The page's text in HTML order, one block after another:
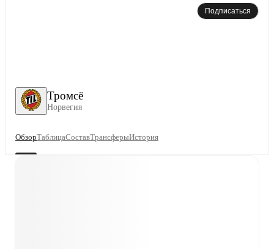
Тромсё
Норвегия
Подписаться
ОбзорТаблицаСоставТрансферыИстория